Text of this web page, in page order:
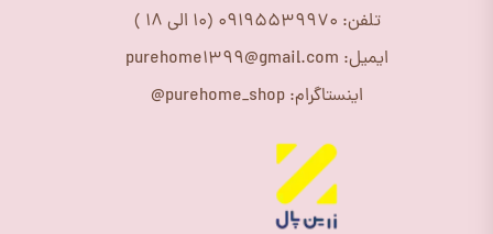
تلفن: 09195539970 (10 الی 18 )
ایمیل: purehome1399@gmail.com
اینستاگرام: purehome_shop@